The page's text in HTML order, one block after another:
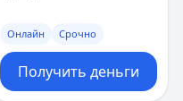
Онлайн Срочно
Получить деньги